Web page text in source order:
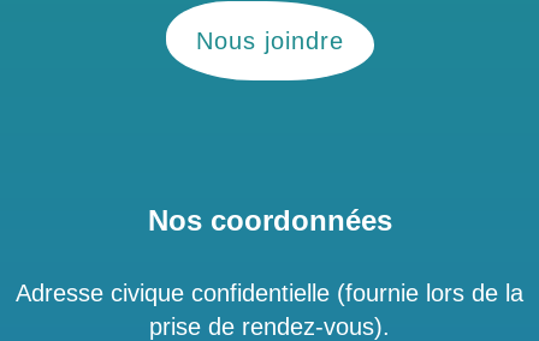
Nous joindre
Nos coordonnées
Adresse civique confidentielle (fournie lors de la
prise de rendez-vous).